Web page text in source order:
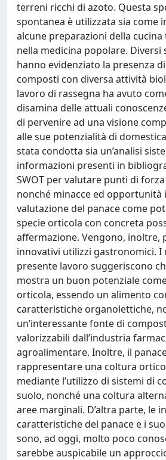
terreni ricchi di azoto. Questa
spontanea è utilizzata sia come
alcune preparazioni della cucina
nella medicina popolare. Diversi
hanno evidenziato la presenza
composti con diversa attività
lavoro di rassegna ha avuto
disamina delle attuali
di pervenire ad una visione
alle sue potenzialità di
stata condotta sia un’analisi
informazioni presenti in
SWOT per valutare punti di
nonché minacce ed opportunità
valutazione del panace come
specie orticola con concreta
affermazione. Vengono, inoltre,
innovativi utilizzi gastronomici. I
presente lavoro suggeriscono
mostra un buon potenziale
orticola, essendo un alimento
caratteristiche organolettiche,
un’interessante fonte di
valorizzabili dall’industria
agroalimentare. Inoltre, il
rappresentare una coltura
mediante l’utilizzo di sistemi di
suolo, nonché una coltura
aree marginali. D’altra parte, le
caratteristiche del panace e i
sono, ad oggi, molto poco
sarebbe auspicabile un